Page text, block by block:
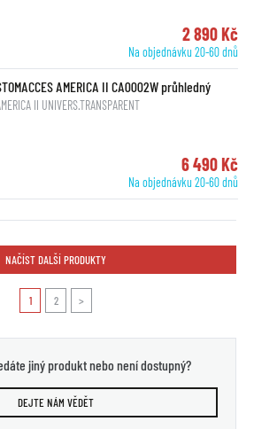
2 890 Kč
Na objednávku 20-60 dnů
AMERICA II CA0002W průhledný
II UNIVERS.TRANSPARENT
6 490 Kč
Na objednávku 20-60 dnů
NAČÍST DALŠÍ PRODUKTY
1 2 >
jiný produkt nebo není dostupný?
DEJTE NÁM VĚDĚT